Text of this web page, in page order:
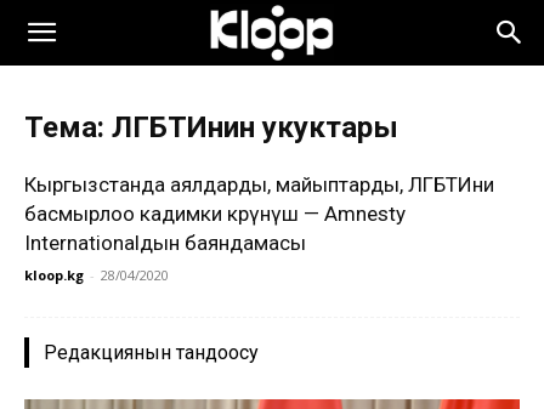
Тема: ЛГБТИнин укуктары
Кыргызстанда аялдарды, майыптарды, ЛГБТИни
басмырлоо кадимки көрүнүш — Amnesty
Internationalдын баяндамасы
kloop.kg - 28/04/2020
Редакциянын тандоосу